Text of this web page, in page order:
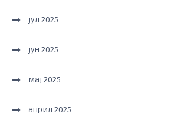
јул 2025
јун 2025
мај 2025
април 2025